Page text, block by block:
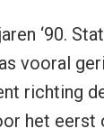
‘90.
vooral
richting
het eerst